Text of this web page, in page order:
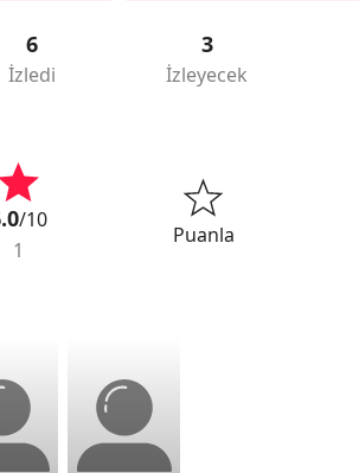
6
İzledi
3
İzleyecek
/10
1
Puanla